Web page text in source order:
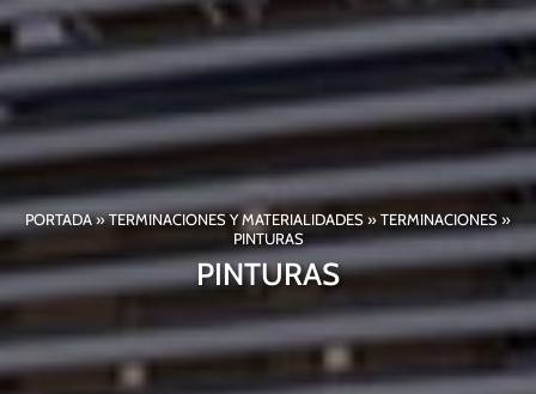
PORTADA»TERMINACIONES Y MATERIALIDADES»TERMINACIONES»
PINTURAS
PINTURAS